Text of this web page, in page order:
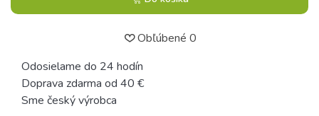
Obľúbené 0
Odosielame do 24 hodín
Doprava zdarma od 40 €
Sme český výrobca